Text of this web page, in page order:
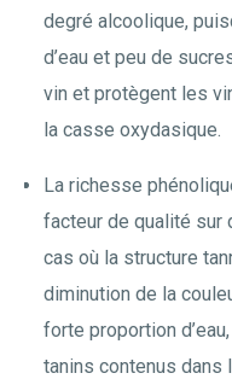
degré alcoolique,
d’eau et peu de
vin et protègent les
la casse oxydasique.
La richesse
facteur de qualité sur
cas où la structure
diminution de la
forte proportion
tanins contenus